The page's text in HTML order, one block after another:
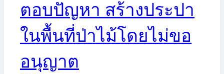
ตอบปัญหา สร้างประปา
ในพื้นที่ป่าไม้โดยไม่ขอ
อนุญาต